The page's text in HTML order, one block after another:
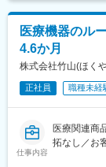
医療機器のル
4.6か月
株式会社竹山(ほく
正社員 職種未経
仕事内容
医療関連商
拓なし／お